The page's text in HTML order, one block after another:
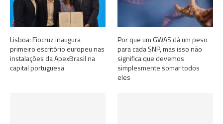
Lisboa: Fiocruz inaugura
primeiro escritório europeu nas
instalações da ApexBrasil na
capital portuguesa
Por que um GWAS dá um peso
para cada SNP, mas isso não
significa que devemos
simplesmente somar todos
eles